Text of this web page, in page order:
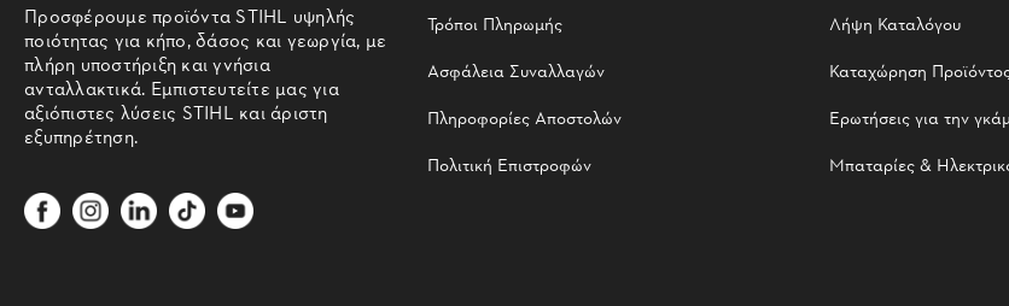
Προσφέρουμε προϊόντα STIHL υψηλής
ποιότητας για κήπο, δάσος και γεωργία, με
πλήρη υποστήριξη και γνήσια
ανταλλακτικά. Εμπιστευτείτε μας για
αξιόπιστες λύσεις STIHL και άριστη
εξυπηρέτηση.
Τρόποι Πληρωμής
Ασφάλεια Συναλλαγών
Πληροφορίες Αποστολών
Πολιτική Επιστροφών
Λήψη Καταλόγου
Καταχώρηση
Ερωτήσεις για την
Μπαταρίες &